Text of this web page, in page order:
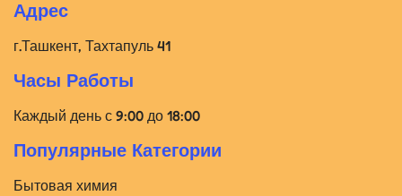
Адрес
г.Ташкент, Тахтапуль 41
Часы Работы
Каждый день с 9:00 до 18:00
Популярные Категории
Бытовая химия